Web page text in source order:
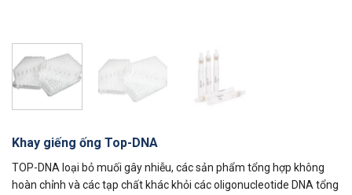
Khay giếng ống Top-DNA
TOP-DNA loại bỏ muối gây nhiễu, các sản phẩm tổng hợp không
hoàn chỉnh và các tạp chất khác khỏi các oligonucleotide DNA tổng